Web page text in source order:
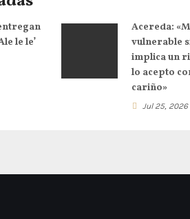
le le’
Acereda:
vulnerable
implica un
lo acepto
cariño»
Jul 25, 2026